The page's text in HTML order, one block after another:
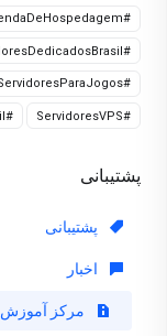
#RevendaDeHospedagem
#ServidoresDedicadosBrasil
#ServidoresParaJogos
#ServidoresVPS
#VPSBrasil
پشتیبانی
پشتیبانی
اخبار
مرکز آموزش